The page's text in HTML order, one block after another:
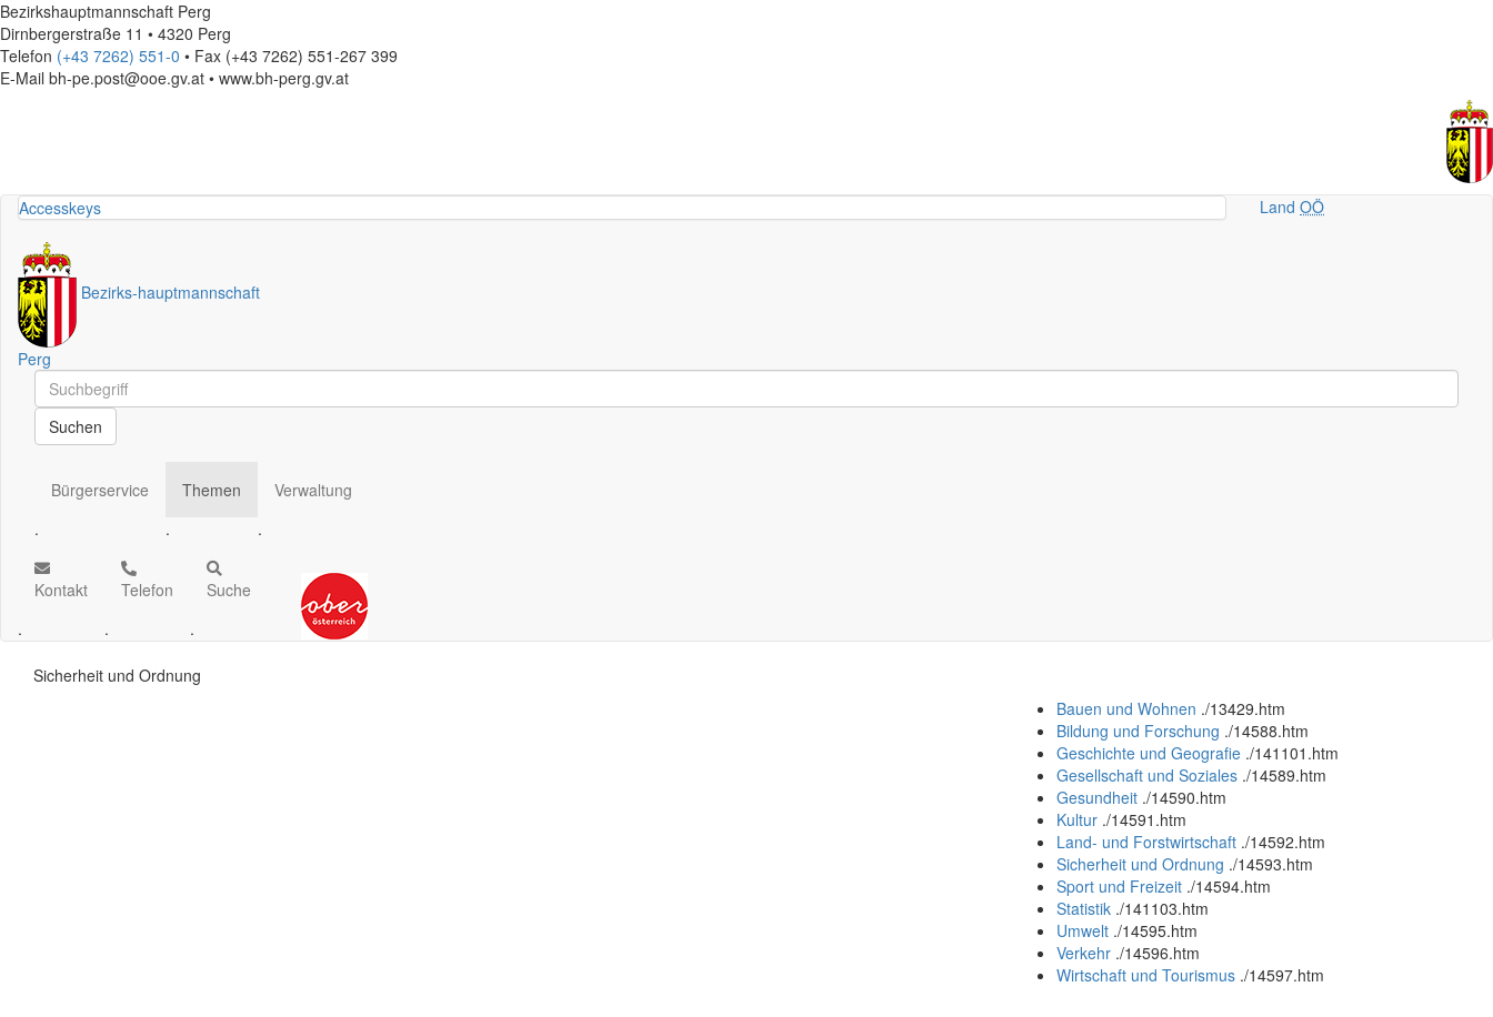
Bezirkshauptmannschaft Perg
Dirnbergerstraße 11 • 4320 Perg
Telefon (+43 7262) 551-0 • Fax (+43 7262) 551-267 399
E-Mail bh-pe.post@ooe.gv.at • www.bh-perg.gv.at
Accesskeys LandOÖ
Bezirks-hauptmannschaft
Perg
Schnellsuche
Schnellsuche
Suchen
Bürgerservice
.
Themen
.
Verwaltung
.
Kontakt
.
Telefon
.
Suche
.
Sicherheit und Ordnung
Bauen und Wohnen ./13429.htm
Bildung und Forschung ./14588.htm
Geschichte und Geografie ./141101.htm
Gesellschaft und Soziales ./14589.htm
Gesundheit ./14590.htm
Kultur ./14591.htm
Land- und Forstwirtschaft ./14592.htm
Sicherheit und Ordnung ./14593.htm
Sport und Freizeit ./14594.htm
Statistik ./141103.htm
Umwelt ./14595.htm
Verkehr ./14596.htm
Wirtschaft und Tourismus ./14597.htm